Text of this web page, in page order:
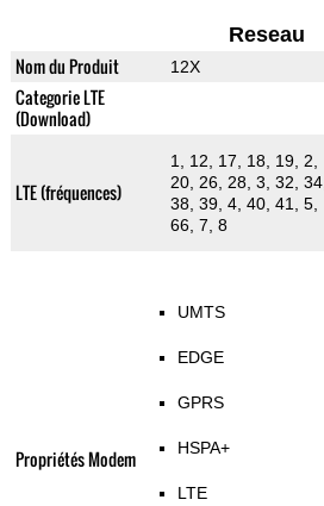
Reseau
Nom du Produit 12X
Categorie LTE
(Download)
LTE (fréquences)
1, 12, 17, 18, 19, 2,
20, 26, 28, 3, 32, 34,
38, 39, 4, 40, 41, 5,
66, 7, 8
Propriétés Modem
UMTS
EDGE
GPRS
HSPA+
LTE